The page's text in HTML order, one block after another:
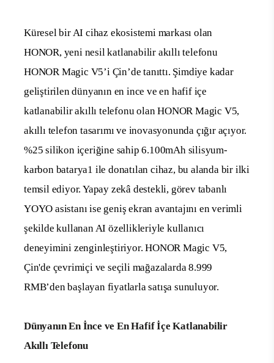
Küresel bir AI cihaz ekosistemi markası olan
HONOR, yeni nesil katlanabilir akıllı telefonu
HONOR Magic V5’i Çin’de tanıttı. Şimdiye kadar
geliştirilen dünyanın en ince ve en hafif içe
katlanabilir akıllı telefonu olan HONOR Magic V5,
akıllı telefon tasarımı ve inovasyonunda çığır açıyor.
%25 silikon içeriğine sahip 6.100mAh silisyum-
karbon batarya1 ile donatılan cihaz, bu alanda bir ilki
temsil ediyor.Yapay zekâ destekli, görev tabanlı
YOYO asistanı ise geniş ekran avantajını en verimli
şekilde kullanan AI özellikleriyle kullanıcı
deneyimini zenginleştiriyor.HONOR Magic V5,
Çin'de çevrimiçi ve seçili mağazalarda 8.999
RMB’den başlayan fiyatlarla satışa sunuluyor.
Dünyanın En İnce ve En Hafif İçe Katlanabilir
Akıllı Telefonu